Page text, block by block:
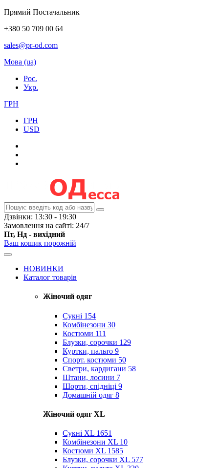
Прямий Постачальник
+380 50 709 00 64
sales@pr-od.com
Мова (ua)
Рос.
Укр.
ГРН
ГРН
USD
Дзвінки: 13:30 - 19:30
Замовлення на сайті: 24/7
Пт, Нд - вихідний
Ваш кошик порожній
НОВИНКИ
Каталог товарів
Жіночий одяг
Сукні 154
Комбінезони 30
Костюми 111
Блузки, сорочки 129
Куртки, пальто 9
Спорт. костюми 50
Светри, кардигани 58
Штани, лосини 7
Шорти, спідніці 9
Домашній одяг 8
Жіночий одяг XL
Cукні XL 1651
Комбінезони XL 10
Костюми XL 1585
Блузки, сорочки XL 577